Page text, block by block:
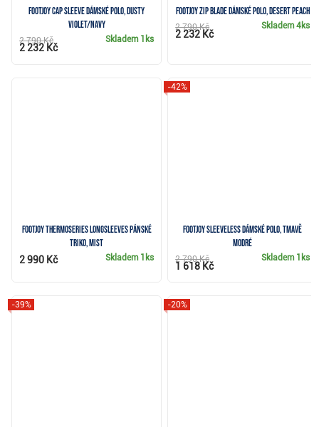
FootJoy Cap Sleeve dámské polo, dusty
violet/navy
Skladem 1ks
2 790 Kč
2 232 Kč
FootJoy Zip Blade dámské polo, desert peach
Skladem4ks
2 790 Kč
2 232 Kč
FootJoy ThermoSeries Longsleeves pánské
triko, mist
Skladem 1ks
2 990 Kč
FootJoy Sleeveless dámské polo, tmavě
modré
-42%
Skladem 1ks
2 790 Kč
1 618 Kč
-39% -20%